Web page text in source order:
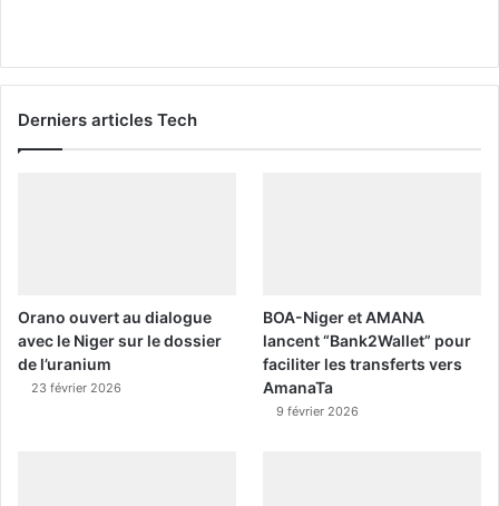
Derniers articles Tech
Orano ouvert au dialogue
avec le Niger sur le dossier
de l’uranium
23 février 2026
BOA-Niger et AMANA
lancent “Bank2Wallet” pour
faciliter les transferts vers
AmanaTa
9 février 2026